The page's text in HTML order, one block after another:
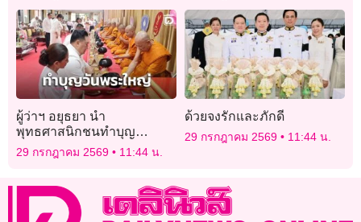
ผู้ว่าฯ อยุธยา นำ
พุทธศาสนิกชนทำบุญ
ตักบาตร-ถวายเทียนพรรษา
เนื่องในเทศกาลอาสาฬหบูชา
29 กรกฎาคม 2569 11:44 น.
ด้วยจงรักและภักดี
29 กรกฎาคม 2569 11:44 น.